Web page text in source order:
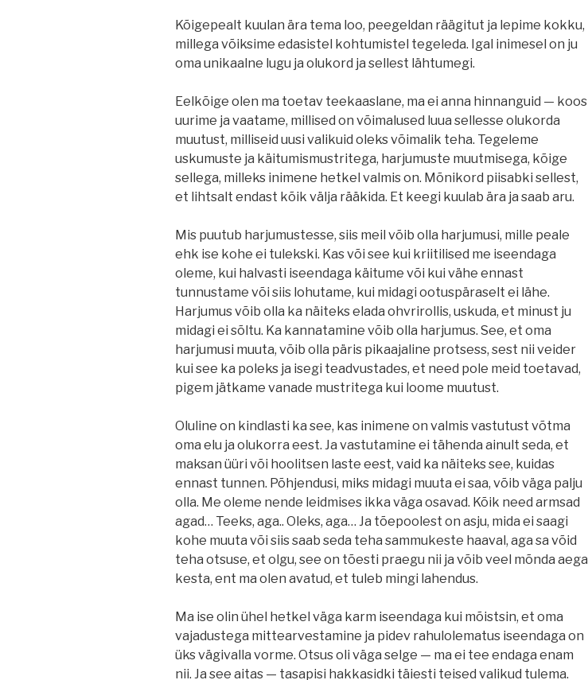
Kõigepealt kuulan ära tema loo, peegeldan räägitut ja lepime kokku,
millega võiksime edasistel kohtumistel tegeleda. Igal inimesel on ju
oma unikaalne lugu ja olukord ja sellest lähtumegi.
Eelkõige olen ma toetav teekaaslane, ma ei anna hinnanguid — koos
uurime ja vaatame, millised on võimalused luua sellesse olukorda
muutust, milliseid uusi valikuid oleks võimalik teha. Tegeleme
uskumuste ja käitumismustritega, harjumuste muutmisega, kõige
sellega, milleks inimene hetkel valmis on. Mõnikord piisabki sellest,
et lihtsalt endast kõik välja rääkida. Et keegi kuulab ära ja saab aru.
Mis puutub harjumustesse, siis meil võib olla harjumusi, mille peale
ehk ise kohe ei tulekski. Kas või see kui kriitilised me iseendaga
oleme, kui halvasti iseendaga käitume või kui vähe ennast
tunnustame või siis lohutame, kui midagi ootuspäraselt ei lähe.
Harjumus võib olla ka näiteks elada ohvrirollis, uskuda, et minust ju
midagi ei sõltu. Ka kannatamine võib olla harjumus. See, et oma
harjumusi muuta, võib olla päris pikaajaline protsess, sest nii veider
kui see ka poleks ja isegi teadvustades, et need pole meid toetavad,
pigem jätkame vanade mustritega kui loome muutust.
Oluline on kindlasti ka see, kas inimene on valmis vastutust võtma
oma elu ja olukorra eest. Ja vastutamine ei tähenda ainult seda, et
maksan üüri või hoolitsen laste eest, vaid ka näiteks see, kuidas
ennast tunnen. Põhjendusi, miks midagi muuta ei saa, võib väga palju
olla. Me oleme nende leidmises ikka väga osavad. Kõik need armsad
agad… Teeks, aga.. Oleks, aga… Ja tõepoolest on asju, mida ei saagi
kohe muuta või siis saab seda teha sammukeste haaval, aga sa võid
teha otsuse, et olgu, see on tõesti praegu nii ja võib veel mõnda aega
kesta, ent ma olen avatud, et tuleb mingi lahendus.
Ma ise olin ühel hetkel väga karm iseendaga kui mõistsin, et oma
vajadustega mittearvestamine ja pidev rahulolematus iseendaga on
üks vägivalla vorme. Otsus oli väga selge — ma ei tee endaga enam
nii. Ja see aitas — tasapisi hakkasidki täiesti teised valikud tulema.